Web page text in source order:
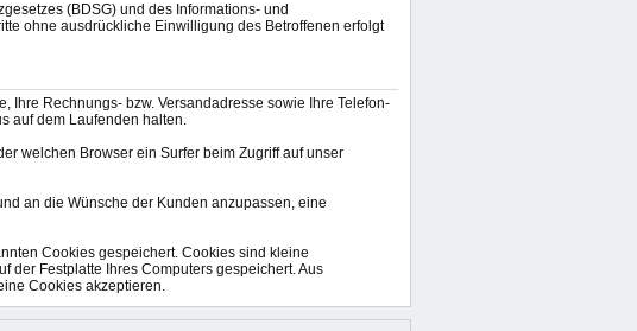
(BDSG) und des Informations- und
ohne ausdrückliche Einwilligung des Betroffenen erfolgt
Ihre Rechnungs- bzw. Versandadresse sowie Ihre Telefon-
auf dem Laufenden halten.
welchen Browser ein Surfer beim Zugriff auf unser
an die Wünsche der Kunden anzupassen, eine
Cookies gespeichert. Cookies sind kleine
der Festplatte Ihres Computers gespeichert. Aus
Cookies akzeptieren.